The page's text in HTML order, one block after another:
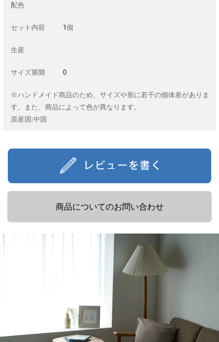
配色
セット内容 1個
生産
サイズ展開 0
※ハンドメイド商品のため、サイズや形に若干の個体差がありま
す。また、商品によって色が異なります。
原産国:中国
商品についてのお問い合わせ